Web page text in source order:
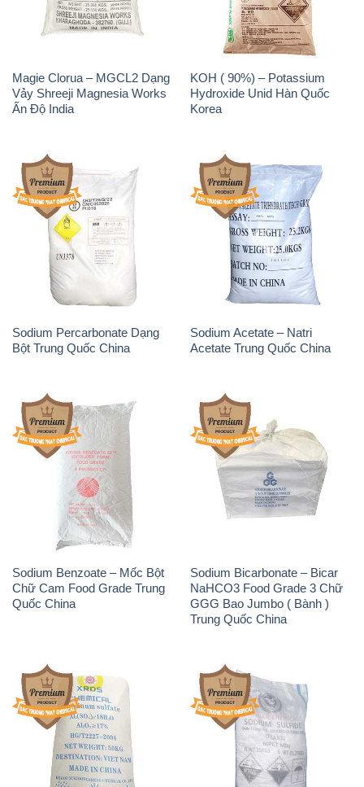
Magie Clorua – MGCL2 Dạng
Vảy Shreeji Magnesia Works
Ấn Độ India
KOH ( 90%) – Potassium
Hydroxide Unid Hàn Quốc
Korea
Sodium Percarbonate Dạng
Bột Trung Quốc China
Sodium Acetate – Natri
Acetate Trung Quốc China
Sodium Benzoate – Mốc Bột
Chữ Cam Food Grade Trung
Quốc China
Sodium Bicarbonate – Bicar
NaHCO3 Food Grade 3 Chữ
GGG Bao Jumbo ( Bành )
Trung Quốc China